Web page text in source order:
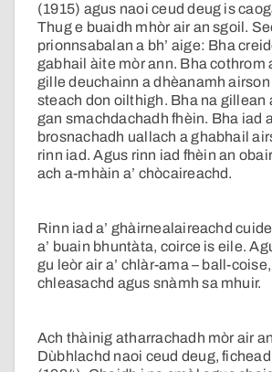
(1915) agus naoi ceud deug is
Thug e buaidh mhòr air an sgoil.
prionnsabalan a bh’ aige: Bha
gabhail àite mòr ann. Bha cothrom
gille deuchainn a dhèanamh
steach don oilthigh. Bha na gillean
gan smachdachadh fhèin. Bha iad
brosnachadh uallach a ghabhail
rinn iad. Agus rinn iad fhèin an
ach a-mhàin a’ chòcaireachd.
Rinn iad a’ ghàirnealaireachd
a’ buain bhuntàta, coirce is eile.
gu leòr air a’ chlàr-ama – ball-
chleasachd agus snàmh sa mhuir.
Ach thàinig atharrachadh mòr air
Dùbhlachd naoi ceud deug, fichead